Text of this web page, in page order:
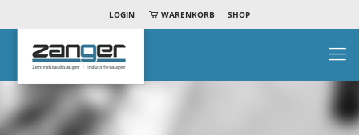
LOGIN WARENKORB SHOP